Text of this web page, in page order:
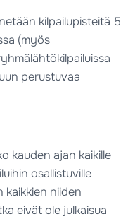
kilpailupisteitä 5
(myös
perustuvaa
kauden ajan kaikille
osallistuville
kaikkien niiden
eivät ole julkaisua